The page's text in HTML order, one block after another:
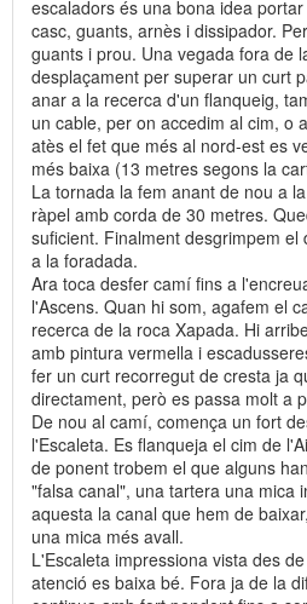
escaladors és una bona idea
casc, guants, arnès i dissipador.
guants i prou. Una vegada fora de
desplaçament per superar un curt
anar a la recerca d'un flanqueig,
un cable, per on accedim al cim, o
atès el fet que més al nord-est es
més baixa (13 metres segons la
La tornada la fem anant de nou a
ràpel amb corda de 30 metres.
suficient. Finalment desgrimpem
a la foradada.
Ara toca desfer camí fins a
l'Ascens. Quan hi som, agafem el
recerca de la roca Xapada. Hi
amb pintura vermella i
fer un curt recorregut de cresta ja
directament, però es passa molt a
De nou al camí, comença un fort
l'Escaleta. Es flanqueja el cim de
de ponent trobem el que alguns
"falsa canal", una tartera una mica
aquesta la canal que hem de
una mica més avall.
L'Escaleta impressiona vista des
atenció es baixa bé. Fora ja de la